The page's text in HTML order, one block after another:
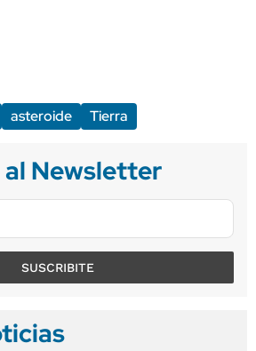
asteroide Tierra
Newsletter
SUSCRIBITE